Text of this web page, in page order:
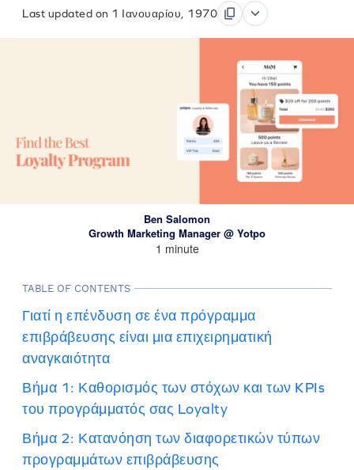
Last updated on 1 Ιανουαρίου, 1970
Ben Salomon
Growth Marketing Manager @ Yotpo
1 minute
TABLE OF CONTENTS
Γιατί η επένδυση σε ένα πρόγραμμα
επιβράβευσης είναι μια επιχειρηματική
αναγκαιότητα
Βήμα 1: Καθορισμός των στόχων και των KPIs
του προγράμματός σας Loyalty
Βήμα 2: Κατανόηση των διαφορετικών τύπων
προγραμμάτων επιβράβευσης